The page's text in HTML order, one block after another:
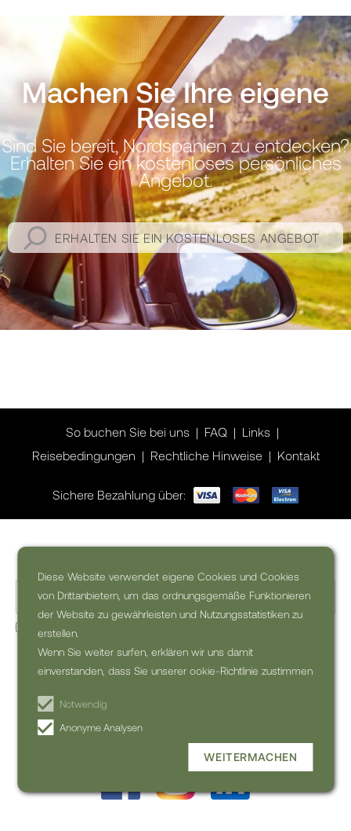
Diese Website verwendet eigene Cookies und Cookies
von Drittanbietern, um das ordnungsgemäße Funktionieren
der Website zu gewährleisten und Nutzungsstatistiken zu
erstellen.
Wenn Sie weiter surfen, erklären wir uns damit
einverstanden, dass Sie unserer ookie-Richtlinie zustimmen
Notwendig
Anonyme Analysen
WEITERMACHEN
Machen Sie Ihre eigene
Reise!
Sind Sie bereit, Nordspanien zu entdecken?
Erhalten Sie ein kostenloses persönliches
Angebot.
ERHALTEN SIE EIN KOSTENLOSES ANGEBOT
So buchen Sie bei uns FAQ
Links
Reisebedingungen
Rechtliche Hinweise Kontakt
Sichere Bezahlung über:
Ja, ich möchte den kommerzielle Newsletter erhalten (kann
NEWSLETTER